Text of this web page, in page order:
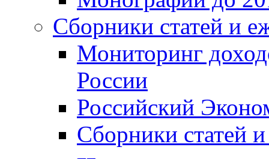
Сборники статей и
Мониторинг
России
Российский
Сборники статей